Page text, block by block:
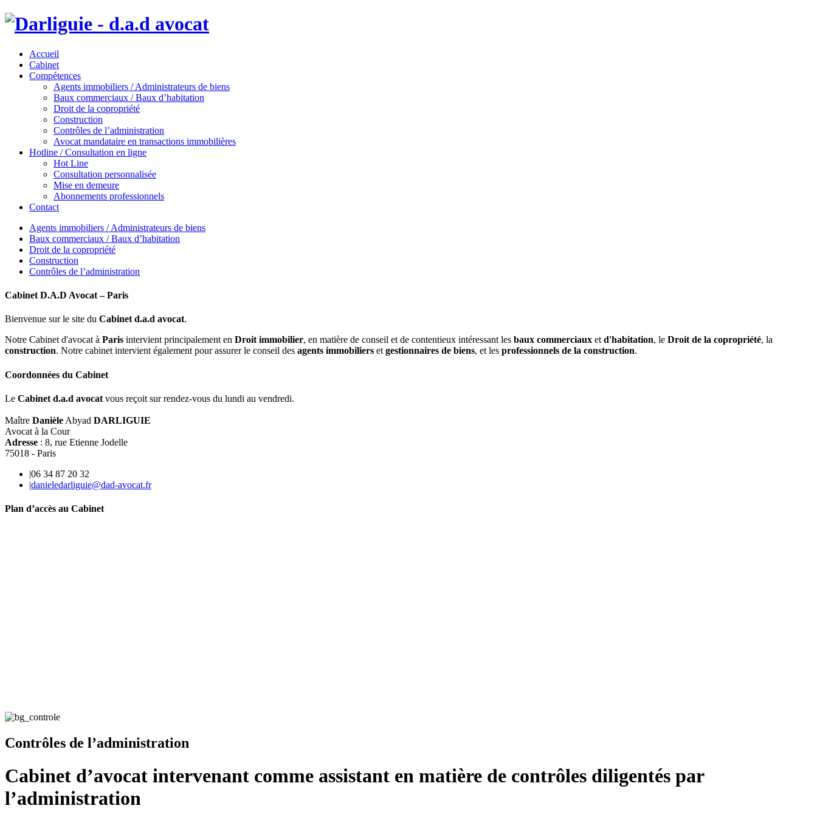
Accueil
Cabinet
Compétences
Agents immobiliers / Administrateurs de biens
Baux commerciaux / Baux d’habitation
Droit de la copropriété
Construction
Contrôles de l’administration
Avocat mandataire en transactions immobilières
Hotline / Consultation en ligne
Hot Line
Consultation personnalisée
Mise en demeure
Abonnements professionnels
Contact
Agents immobiliers / Administrateurs de biens
Baux commerciaux / Baux d’habitation
Droit de la copropriété
Construction
Contrôles de l’administration
Cabinet D.A.D Avocat – Paris
Bienvenue sur le site du Cabinetd.a.d avocat.
Notre Cabinet d'avocat à Paris intervient principalement en Droit immobilier, en matière de conseil et de contentieux intéressant les baux commerciaux etd'habitation, le Droit de la copropriété, la
construction. Notre cabinet intervient également pour assurer le conseil des agents immobiliers etgestionnaires de biens, et les professionnels de la construction.
Coordonnées du Cabinet
Le Cabinet d.a.d avocat vous reçoit sur rendez-vous du lundi au vendredi.
Maître Danièle Abyad DARLIGUIE
Avocat à la Cour
Adresse : 8, rue Etienne Jodelle
75018 - Paris
|06 34 87 20 32
|danieledarliguie@dad-avocat.fr
Plan d’accès au Cabinet
Contrôles de l’administration
Cabinet d’avocat intervenant comme assistant en matière de contrôles diligentés par
l’administration